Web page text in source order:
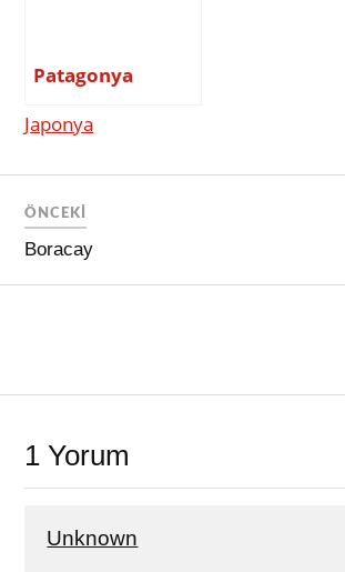
Patagonya
Japonya
ÖNCEKI
Boracay
1 Yorum
Unknown